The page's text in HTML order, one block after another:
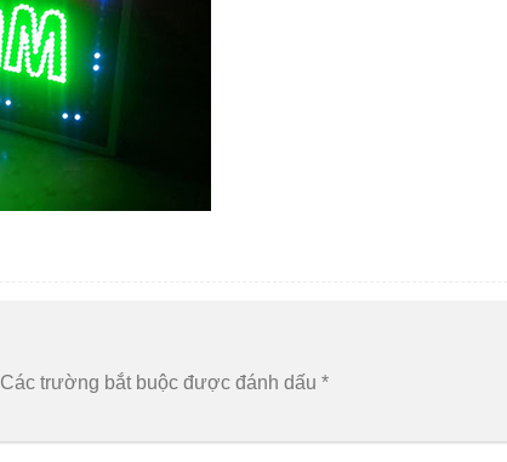
Các trường bắt buộc được đánh dấu *